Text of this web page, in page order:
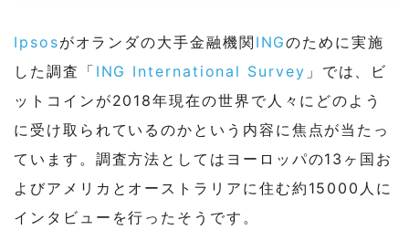
Ipsosがオランダの大手金融機関 INGのために実施
した調査「 ING International Survey 」では、ビ
ットコインが2018年現在の世界で人々にどのよう
に受け取られているのかという内容に焦点が当たっ
ています。調査方法としてはヨーロッパの13ヶ国お
よびアメリカとオーストラリアに住む約15000人に
インタビューを行ったそうです。